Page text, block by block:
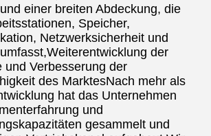
einer breiten Abdeckung, die
Speicher,
Netzwerksicherheit und
der
und Verbesserung der
des MarktesNach mehr als
hat das Unternehmen
und
gesammelt und